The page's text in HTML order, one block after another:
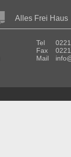
Alles Frei Haus
Tel
Fax
Mail